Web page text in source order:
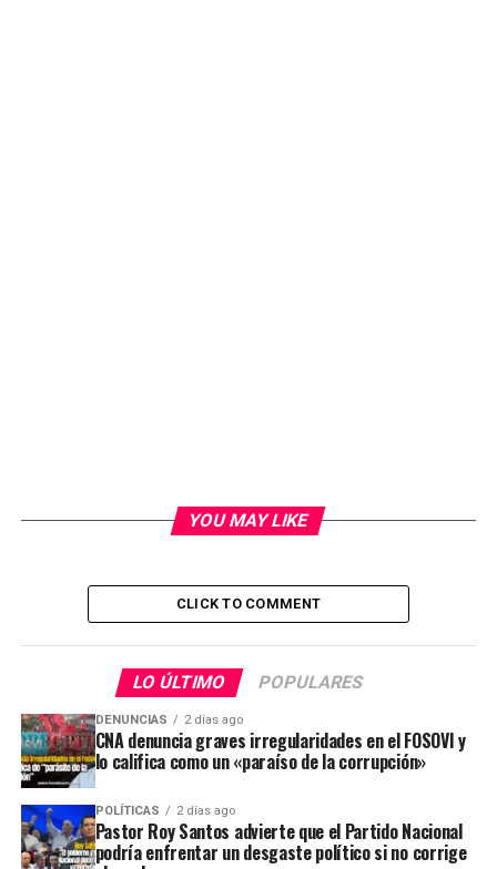
YOU MAY LIKE
CLICK TO COMMENT
LO ÚLTIMO POPULARES
DENUNCIAS 2 días ago
CNA denuncia graves irregularidades en el FOSOVI y
lo califica como un «paraíso de la corrupción»
POLÍTICAS 2 días ago
Pastor Roy Santos advierte que el Partido Nacional
podría enfrentar un desgaste político si no corrige